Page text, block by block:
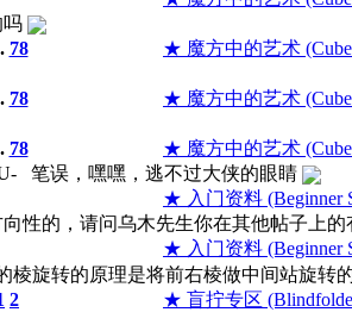
吗
78 ★ 魔方中的艺术
78 ★ 魔方中的艺术
78 ★ 魔方中的艺术
笔误，嘿嘿，逃不过大侠的眼睛
★ 入门资料 (Beginner
性的，请问乌木先生你在其他帖子上的
★ 入门资料 (Beginner
旋转的原理是将前右棱做中间站旋转
2 ★ 盲拧专区